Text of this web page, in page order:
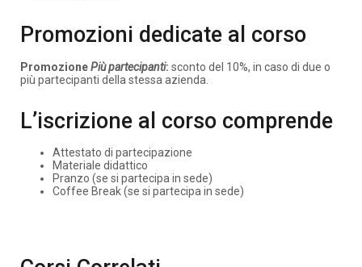
Promozioni dedicate al corso
PromozionePiù partecipanti: sconto del 10%, in caso di due o
più partecipanti della stessa azienda.
L’iscrizione al corso comprende
Attestato di partecipazione
Materiale didattico
Pranzo (se si partecipa in sede)
Coffee Break (se si partecipa in sede)